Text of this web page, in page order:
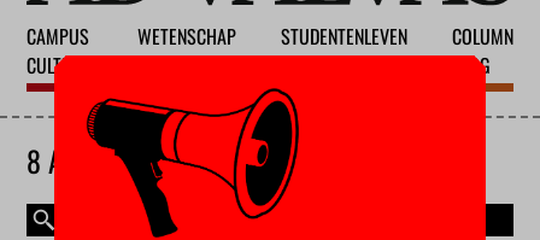
CAMPUS
CULTUUR
WETENSCHAP
STUDENTENLEVEN
COLUMN
BLOG
8 AUGUSTUS 2026